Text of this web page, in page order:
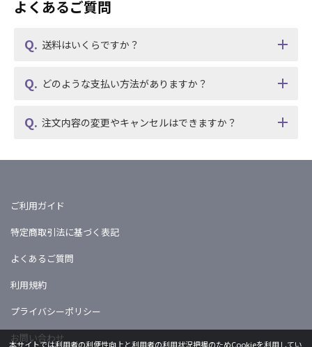
よくあるご質問
送料はいくらですか？
どのような支払い方法がありますか？
注文内容の変更やキャンセルはできますか？
ご利用ガイド
特定商取引法に基づく表記
よくあるご質問
利用規約
プライバシーポリシー
お問い合わせ
本サイトでは利用者の利便性向上と利用者の利用状況把握のためCookieを利用してい